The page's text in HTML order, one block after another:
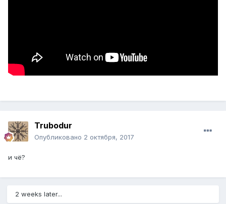
Trubodur
Опубликовано 2 октября, 2017
и чё?
2 weeks later...